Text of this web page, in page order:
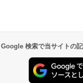
Google 検索で当サイトの